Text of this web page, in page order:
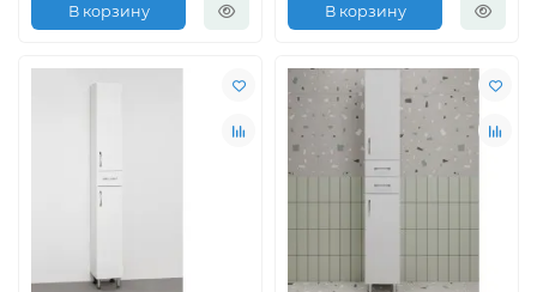
В корзину В корзину